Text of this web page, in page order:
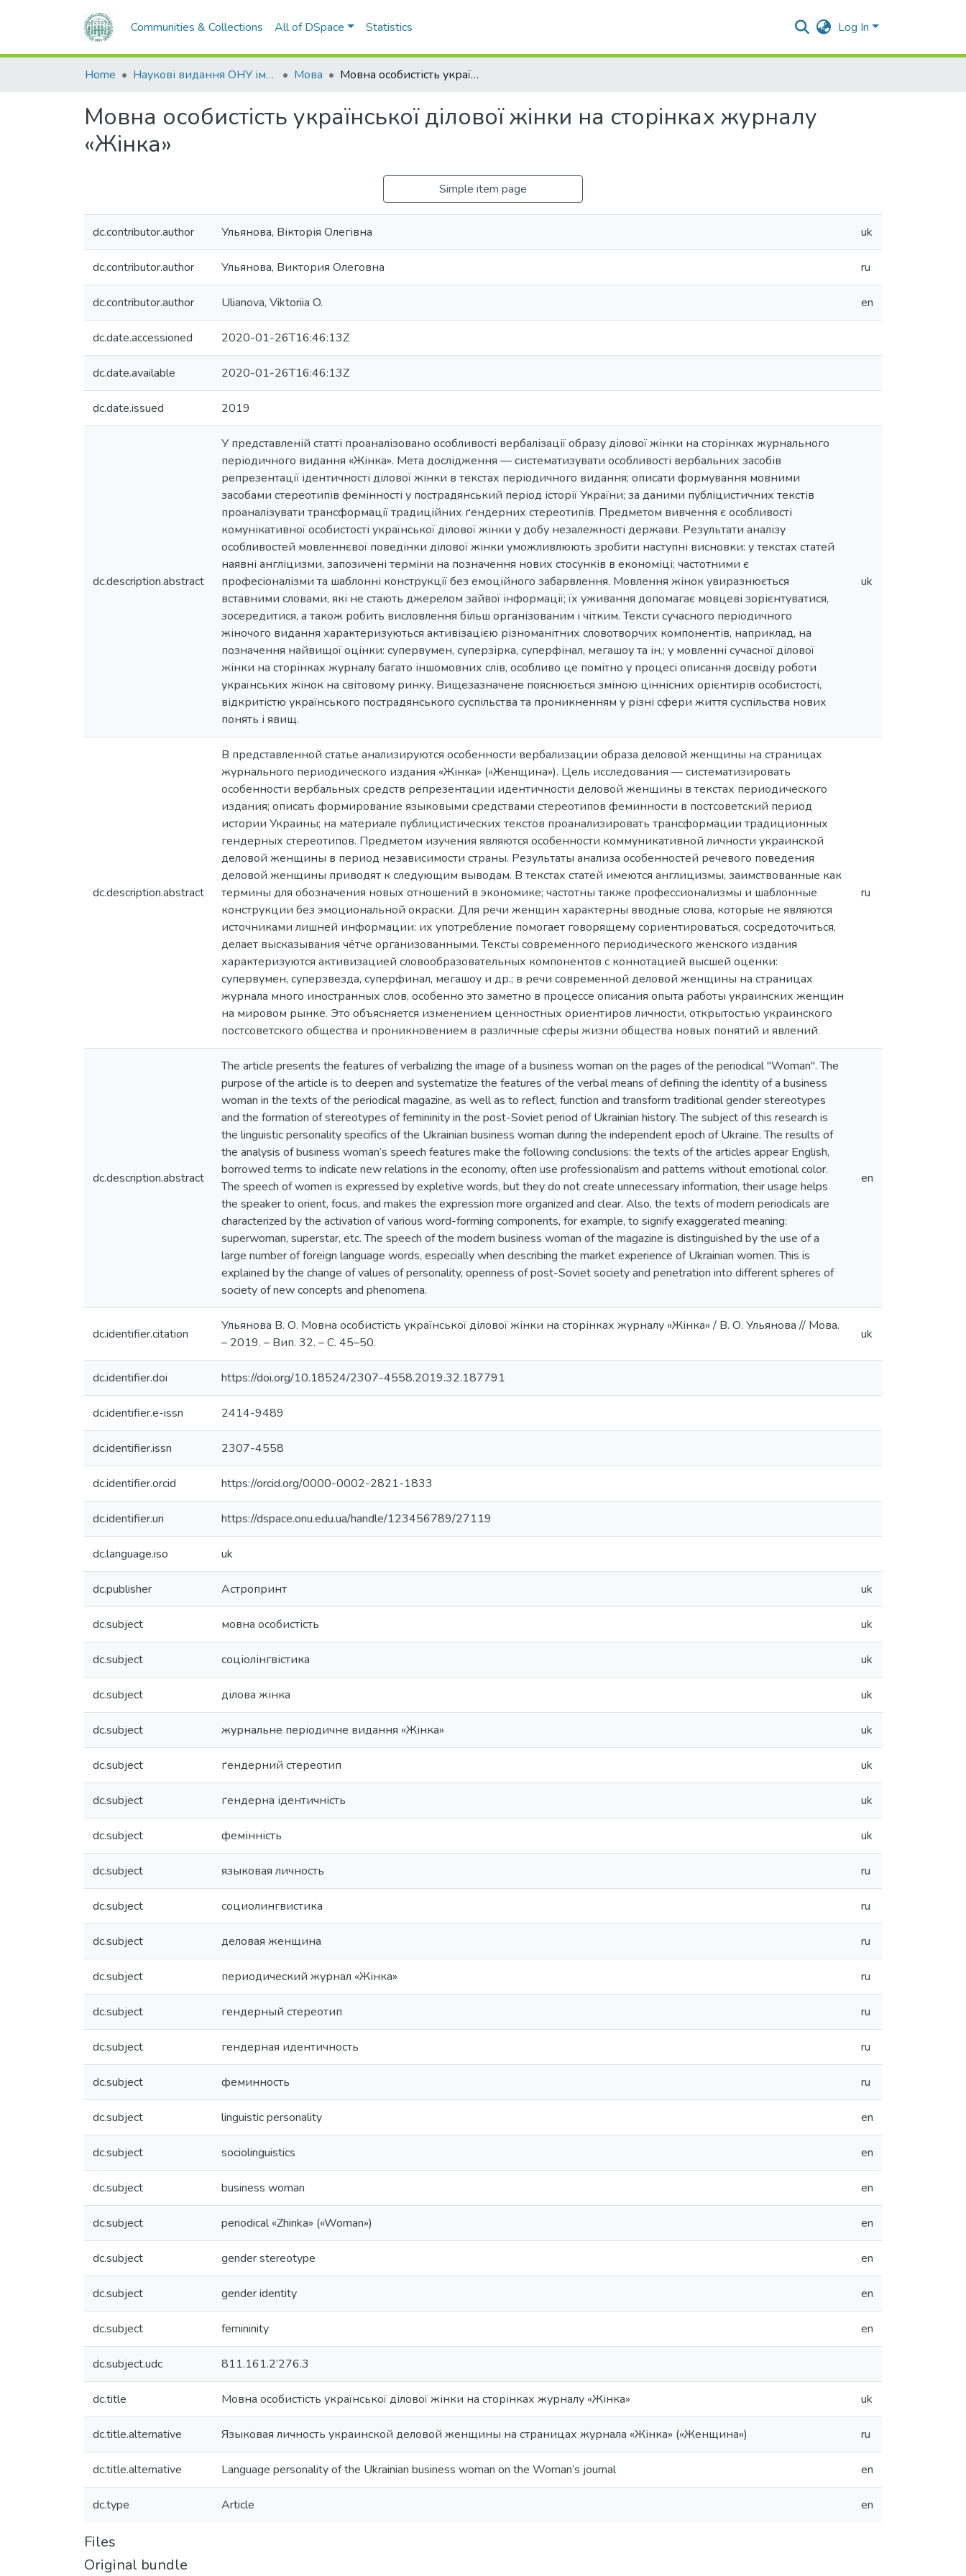
Communities & Collections All of DSpace Statistics Log In
Home Наукові видання ОНУ імені І. І. Мечникова Мова Мовна особистість української ділової жінки на сторінках журналу «Жінка»
Мовна особистість української ділової жінки на сторінках журналу
«Жінка»
Simple item page
dc.contributor.author Ульянова, Вікторія Олегівна uk
dc.contributor.author Ульянова, Виктория Олеговна ru
dc.contributor.author Ulianova, Viktoriia O. en
dc.date.accessioned 2020-01-26T16:46:13Z
dc.date.available 2020-01-26T16:46:13Z
dc.date.issued 2019
dc.description.abstract
У представленій статті проаналізовано особливості вербалізації образу ділової жінки на сторінках журнального
періодичного видання «Жінка». Мета дослідження — систематизувати особливості вербальних засобів
репрезентації ідентичності ділової жінки в текстах періодичного видання; описати формування мовними
засобами стереотипів фемінності у пострадянський період історії України; за даними публіцистичних текстів
проаналізувати трансформації традиційних ґендерних стереотипів. Предметом вивчення є особливості
комунікативної особистості української ділової жінки у добу незалежності держави. Результати аналізу
особливостей мовленнєвої поведінки ділової жінки уможливлюють зробити наступні висновки: у текстах статей
наявні англіцизми, запозичені терміни на позначення нових стосунків в економіці; частотними є
професіоналізми та шаблонні конструкції без емоційного забарвлення. Мовлення жінок увиразнюється
вставними словами, які не стають джерелом зайвої інформації; їх уживання допомагає мовцеві зорієнтуватися,
зосередитися, а також робить висловлення більш організованим і чітким. Тексти сучасного періодичного
жіночого видання характеризуються активізацією різноманітних словотворчих компонентів, наприклад, на
позначення найвищої оцінки: супервумен, суперзірка, суперфінал, мегашоу та ін.; у мовленні сучасної ділової
жінки на сторінках журналу багато іншомовних слів, особливо це помітно у процесі описання досвіду роботи
українських жінок на світовому ринку. Вищезазначене пояснюється зміною ціннісних орієнтирів особистості,
відкритістю українського пострадянського суспільства та проникненням у різні сфери життя суспільства нових
понять і явищ.
uk
dc.description.abstract
В представленной статье анализируются особенности вербализации образа деловой женщины на страницах
журнального периодического издания «Жінка» («Женщина»). Цель исследования — систематизировать
особенности вербальных средств репрезентации идентичности деловой женщины в текстах периодического
издания; описать формирование языковыми средствами стереотипов феминности в постсоветский период
истории Украины; на материале публицистических текстов проанализировать трансформации традиционных
гендерных стереотипов. Предметом изучения являются особенности коммуникативной личности украинской
деловой женщины в период независимости страны. Результаты анализа особенностей речевого поведения
деловой женщины приводят к следующим выводам. В текстах статей имеются англицизмы, заимствованные как
термины для обозначения новых отношений в экономике; частотны также профессионализмы и шаблонные
конструкции без эмоциональной окраски. Для речи женщин характерны вводные слова, которые не являются
источниками лишней информации: их употребление помогает говорящему сориентироваться, сосредоточиться,
делает высказывания чётче организованными. Тексты современного периодического женского издания
характеризуются активизацией словообразовательных компонентов с коннотацией высшей оценки:
супервумен, суперзвезда, суперфинал, мегашоу и др.; в речи современной деловой женщины на страницах
журнала много иностранных слов, особенно это заметно в процессе описания опыта работы украинских женщин
на мировом рынке. Это объясняется изменением ценностных ориентиров личности, открытостью украинского
постсоветского общества и проникновением в различные сферы жизни общества новых понятий и явлений.
ru
dc.description.abstract
The article presents the features of verbalizing the image of a business woman on the pages of the periodical "Woman". The
purpose of the article is to deepen and systematize the features of the verbal means of defining the identity of a business
woman in the texts of the periodical magazine, as well as to reflect, function and transform traditional gender stereotypes
and the formation of stereotypes of femininity in the post-Soviet period of Ukrainian history. The subject of this research is
the linguistic personality specifics of the Ukrainian business woman during the independent epoch of Ukraine. The results of
the analysis of business woman’s speech features make the following conclusions: the texts of the articles appear English,
borrowed terms to indicate new relations in the economy, often use professionalism and patterns without emotional color.
The speech of women is expressed by expletive words, but they do not create unnecessary information, their usage helps
the speaker to orient, focus, and makes the expression more organized and clear. Also, the texts of modern periodicals are
characterized by the activation of various word-forming components, for example, to signify exaggerated meaning:
superwoman, superstar, etc. The speech of the modern business woman of the magazine is distinguished by the use of a
large number of foreign language words, especially when describing the market experience of Ukrainian women. This is
explained by the change of values of personality, openness of post-Soviet society and penetration into different spheres of
society of new concepts and phenomena.
en
dc.identifier.citation
Ульянова В. О. Мовна особистість української ділової жінки на сторінках журналу «Жінка» / В. О. Ульянова // Мова.
– 2019. – Вип. 32. – С. 45–50.
uk
dc.identifier.doi https://doi.org/10.18524/2307-4558.2019.32.187791
dc.identifier.e-issn 2414-9489
dc.identifier.issn 2307-4558
dc.identifier.orcid https://orcid.org/0000-0002-2821-1833
dc.identifier.uri https://dspace.onu.edu.ua/handle/123456789/27119
dc.language.iso uk
dc.publisher Астропринт uk
dc.subject мовна особистість uk
dc.subject соціолінгвістика uk
dc.subject ділова жінка uk
dc.subject журнальне періодичне видання «Жінка» uk
dc.subject ґендерний стереотип uk
dc.subject ґендерна ідентичність uk
dc.subject фемінність uk
dc.subject языковая личность ru
dc.subject социолингвистика ru
dc.subject деловая женщина ru
dc.subject периодический журнал «Жінка» ru
dc.subject гендерный стереотип ru
dc.subject гендерная идентичность ru
dc.subject феминность ru
dc.subject linguistic personality en
dc.subject sociolinguistics en
dc.subject business woman en
dc.subject periodical «Zhinka» («Woman») en
dc.subject gender stereotype en
dc.subject gender identity en
dc.subject femininity en
dc.subject.udc 811.161.2’276.3
dc.title Мовна особистість української ділової жінки на сторінках журналу «Жінка» uk
dc.title.alternative Языковая личность украинской деловой женщины на страницах журнала «Жінка» («Женщина») ru
dc.title.alternative Language personality of the Ukrainian business woman on the Woman’s journal en
dc.type Article en
Files
Original bundle